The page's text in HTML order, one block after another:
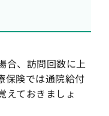
合、訪問回数に上
保険では通院給付
えておきましょ